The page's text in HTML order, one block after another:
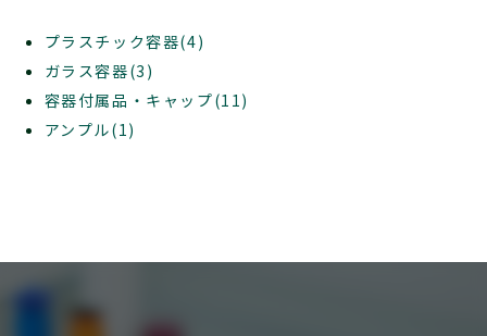
プラスチック容器(4)
ガラス容器(3)
容器付属品・キャップ(11)
アンプル(1)